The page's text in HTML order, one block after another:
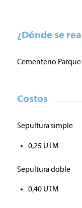
¿Dónde se
Cementerio
Costos
Sepultura simple
0,25 UTM
Sepultura doble
0,40 UTM